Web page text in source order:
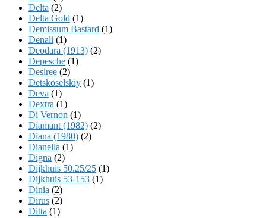
Delta (2)
Delta Gold (1)
Demissum Bastard (1)
Denali (1)
Deodara (1913) (2)
Depesche (1)
Desiree (2)
Detskoselskiy (1)
Deva (1)
Dextra (1)
Di Vernon (1)
Diamant (1982) (2)
Diana (1980) (2)
Dianella (1)
Digna (2)
Dijkhuis 50.25/25 (1)
Dijkhuis 53-153 (1)
Dinia (2)
Dirus (2)
Ditta (1)